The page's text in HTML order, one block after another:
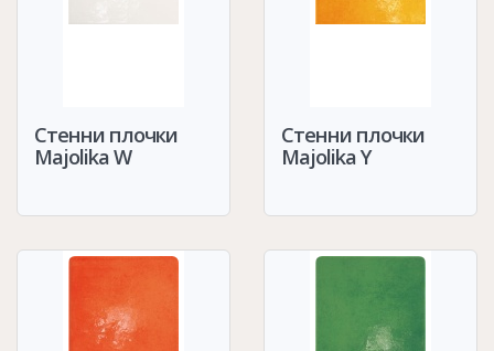
Стенни плочки
Majolika W
Стенни плочки
Majolika Y